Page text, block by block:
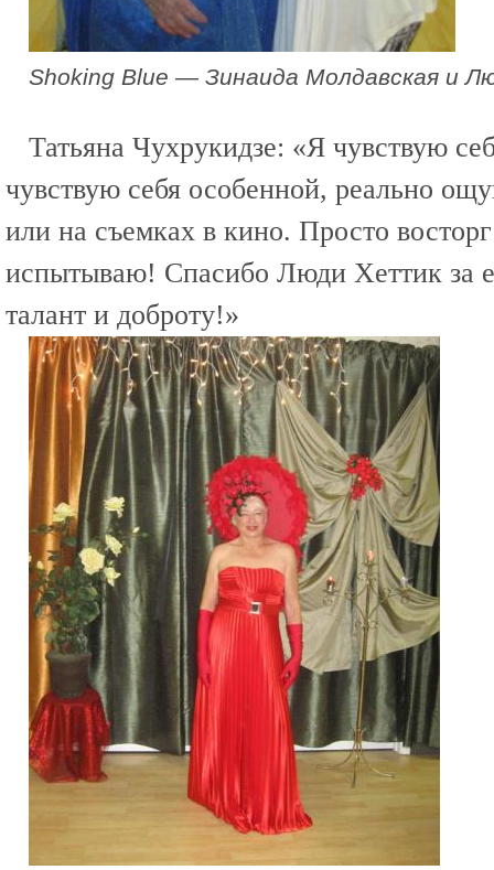
Shoking Blue — Зинаида Молдавская и
Татьяна Чухрукидзе: «Я чувствую
чувствую себя особенной, реально
или на съемках в кино. Просто
испытываю! Спасибо Люди Хеттик за
талант и доброту!»